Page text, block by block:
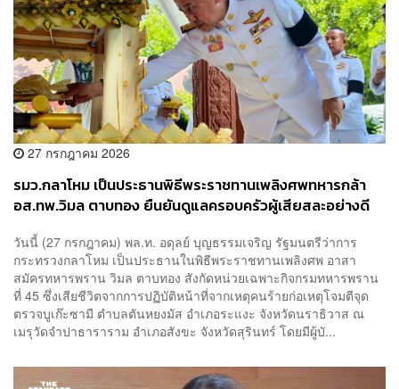
27 กรกฎาคม 2026
รมว.กลาโหม เป็นประธานพิธีพระราชทานเพลิงศพทหารกล้า
อส.ทพ.วิมล ตาบทอง ยืนยันดูแลครอบครัวผู้เสียสละอย่างดี
​วันนี้ (27 กรกฎาคม) พล.ท. อดุลย์ บุญธรรมเจริญ รัฐมนตรีว่าการ
กระทรวงกลาโหม เป็นประธานในพิธีพระราชทานเพลิงศพ อาสา
สมัครทหารพราน วิมล ตาบทอง สังกัดหน่วยเฉพาะกิจกรมทหารพราน
ที่ 45 ซึ่งเสียชีวิตจากการปฏิบัติหน้าที่จากเหตุคนร้ายก่อเหตุโจมตีจุด
ตรวจบูเก๊ะซามี ตำบลตันหยงมัส อำเภอระแงะ จังหวัดนราธิวาส ณ
เมรุวัดจำปาธาราราม อำเภอสังขะ จังหวัดสุรินทร์ โดยมีผู้บั...